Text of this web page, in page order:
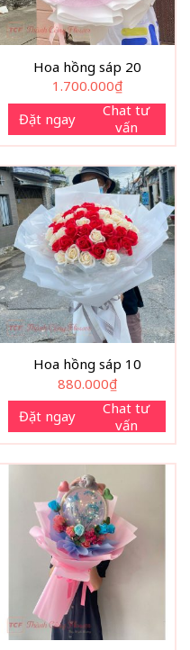
Hoa hồng sáp 20
1.700.000₫
Đặt ngay
Chat tư
vấn
Hoa hồng sáp 10
880.000₫
Đặt ngay
Chat tư
vấn